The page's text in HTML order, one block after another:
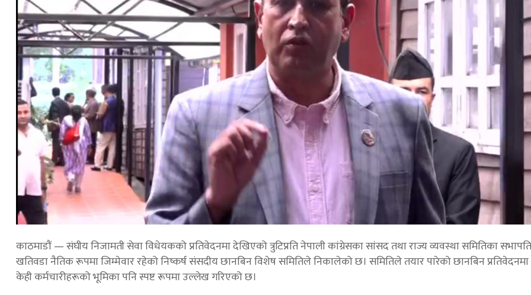
काठमाडौं — संघीय निजामती सेवा विधेयकको प्रतिवेदनमा देखिएको त्रुटिप्रति नेपाली कांग्रेसका सांसद तथा राज्य व्यवस्था समितिका
खतिवडा नैतिक रूपमा जिम्मेवार रहेको निष्कर्ष संसदीय छानबिन विशेष समितिले निकालेको छ। समितिले तयार पारेको छानबिन
केही कर्मचारीहरूको भूमिका पनि स्पष्ट रूपमा उल्लेख गरिएको छ।